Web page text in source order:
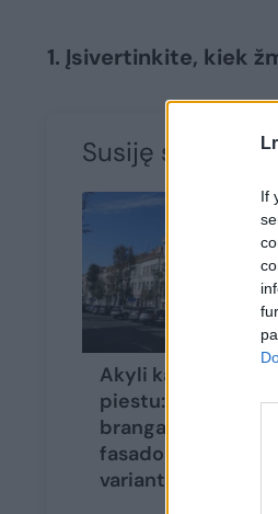
If
1. Įsivertinkite, kiek
Susiję
Akyli kauniečiai
piestu: neleido
brangaus namo
fasado keisti į
variantą